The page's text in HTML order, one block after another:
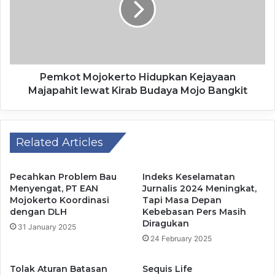
BUMN tidak lagi terbebani biaya operasional yang tinggi.
“Bayangkan, lebih dari 750 kita tutup. Ini uang rakyat
tuturnya.
agar perusahaan negara menjadi lebih efisien dan mampu
memberikan manfaat yang lebih besar kepada masyarakat.
Presiden menargetkan transformasi tersebut selesai
dalam dua tahun sehingga seluruh BUMN memiliki tata
Pemkot Mojokerto Hidupkan Kejayaan
Majapahit lewat Kirab Budaya Mojo Bangkit
Related Articles
Pecahkan Problem Bau
Menyengat, PT EAN
Mojokerto Koordinasi
dengan DLH
31 January 2025
Indeks Keselamatan
Jurnalis 2024 Meningkat,
Tapi Masa Depan
Kebebasan Pers Masih
Diragukan
24 February 2025
Tolak Aturan Batasan Sequis Life